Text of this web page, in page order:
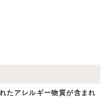
たアレルギー物質が含まれ